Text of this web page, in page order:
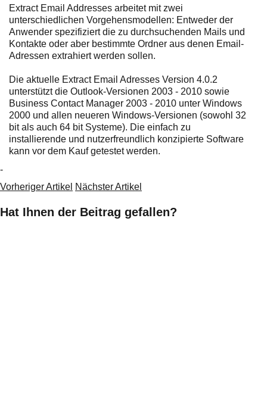
Extract Email Addresses arbeitet mit zwei
unterschiedlichen Vorgehensmodellen: Entweder der
Anwender spezifiziert die zu durchsuchenden Mails und
Kontakte oder aber bestimmte Ordner aus denen Email-
Adressen extrahiert werden sollen.
Die aktuelle Extract Email Adresses Version 4.0.2
unterstützt die Outlook-Versionen 2003 - 2010 sowie
Business Contact Manager 2003 - 2010 unter Windows
2000 und allen neueren Windows-Versionen (sowohl 32
bit als auch 64 bit Systeme). Die einfach zu
installierende und nutzerfreundlich konzipierte Software
kann vor dem Kauf getestet werden.
-
Vorheriger Artikel Nächster Artikel
Hat Ihnen der Beitrag gefallen?